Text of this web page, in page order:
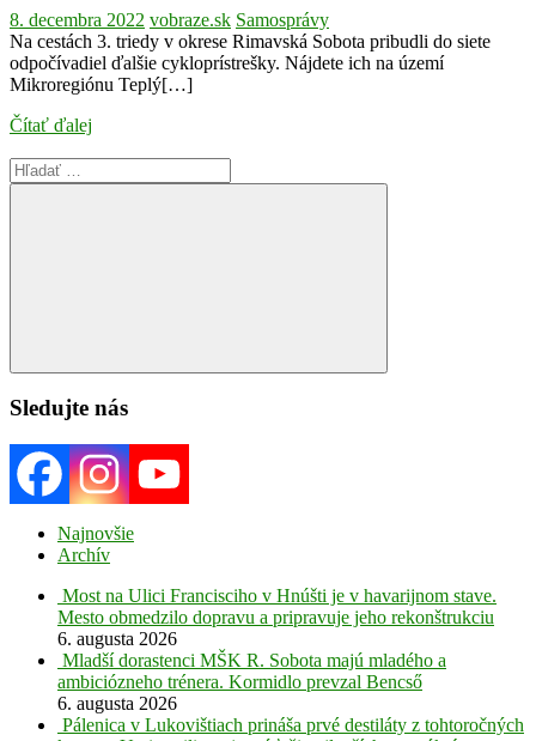
8. decembra 2022 vobraze.sk Samosprávy
Na cestách 3. triedy v okrese Rimavská Sobota pribudli do siete
odpočívadiel ďalšie cykloprístrešky. Nájdete ich na území
Mikroregiónu Teplý[…]
Čítať ďalej
Search
for:
Search
Sledujte nás
Najnovšie
Archív
Most na Ulici Francisciho v Hnúšti je v havarijnom stave.
Mesto obmedzilo dopravu a pripravuje jeho rekonštrukciu
6. augusta 2026
Mladší dorastenci MŠK R. Sobota majú mladého a
ambiciózneho trénera. Kormidlo prevzal Bencső
6. augusta 2026
Pálenica v Lukovištiach prináša prvé destiláty z tohtoročných